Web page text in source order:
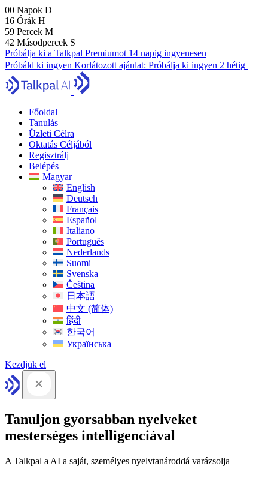
00 Napok D
16 Órák H
59 Percek M
40 Másodpercek S
Próbálja ki a Talkpal Premiumot 14 napig ingyenesen
Próbáld ki ingyen Korlátozott ajánlat: Próbálja ki ingyen 2 hétig
Főoldal
Tanulás
Üzleti Célra
Oktatás Céljából
Regisztrálj
Belépés
Magyar
English
Deutsch
Français
Español
Italiano
Português
Nederlands
Suomi
Svenska
Čeština
日本語
中文 (简体)
हिंदी
한국어
Українська
Kezdjük el
Tanuljon gyorsabban nyelveket
mesterséges intelligenciával
A Talkpal a AI a saját, személyes nyelvtanároddá varázsolja